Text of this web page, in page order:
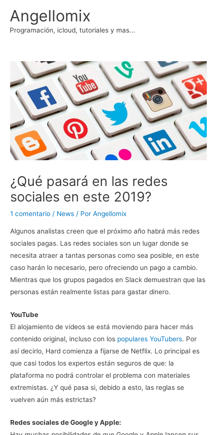
contenido
Angellomix
Programación, icloud, tutoriales y mas...
¿Qué pasará en las redes
sociales en este 2019?
1 comentario / News / PorAngellomix
Algunos analistas creen que el próximo año habrá más redes
sociales pagas. Las redes sociales son un lugar donde se
necesita atraer a tantas personas como sea posible, en este
caso harán lo necesario, pero ofreciendo un pago a cambio.
Mientras que los grupos pagados en Slack demuestran que las
personas están realmente listas para gastar dinero.
YouTube
El alojamiento de videos se está moviendo para hacer más
contenido original, incluso con los populares YouTubers. Por
así decirlo, Hard comienza a fijarse de Netflix. Lo principal es
que casi todos los expertos están seguros de que: la
plataforma no podrá controlar el problema con materiales
extremistas. ¿Y qué pasa si, debido a esto, las reglas se
vuelven aún más estrictas?
Redes sociales de Google y Apple: